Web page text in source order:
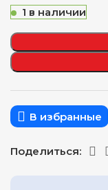
1 в наличии
В избранные
Поделиться: